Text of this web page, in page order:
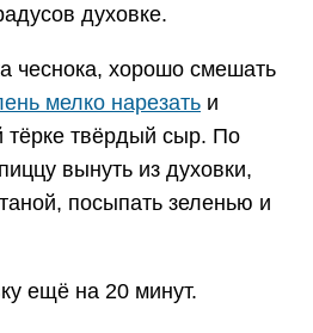
духовке.
чеснока, хорошо смешать
мелко нарезать и
тёрке твёрдый сыр. По
вынуть из духовки,
посыпать зеленью и
ещё на 20 минут.